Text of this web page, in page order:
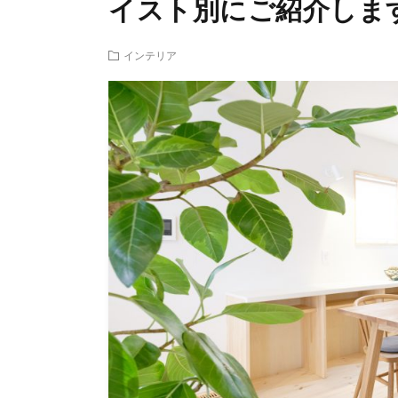
イスト別にご紹介しま
インテリア